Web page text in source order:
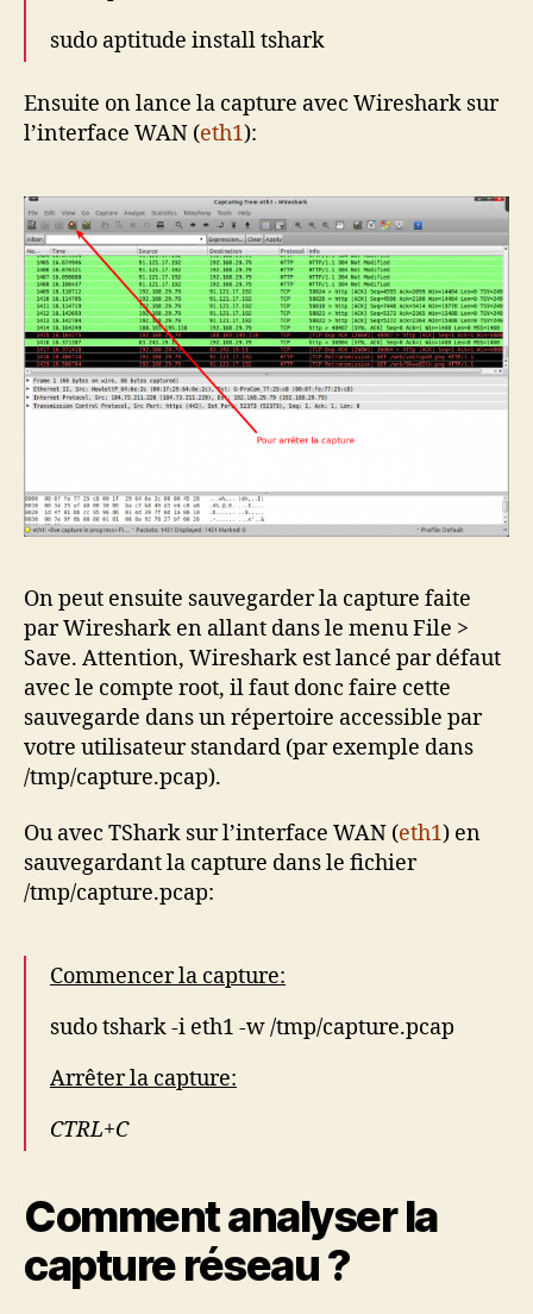
sudo aptitude install tshark
Ensuite on lance la capture avec Wireshark sur
l’interface WAN (eth1):
On peut ensuite sauvegarder la capture faite
par Wireshark en allant dans le menu File >
Save. Attention, Wireshark est lancé par défaut
avec le compte root, il faut donc faire cette
sauvegarde dans un répertoire accessible par
votre utilisateur standard (par exemple dans
/tmp/capture.pcap).
Ou avec TShark sur l’interface WAN (eth1) en
sauvegardant la capture dans le fichier
/tmp/capture.pcap:
Commencer la capture:
sudo tshark -i eth1 -w /tmp/capture.pcap
Arrêter la capture:
CTRL+C
Comment analyser la
capture réseau ?